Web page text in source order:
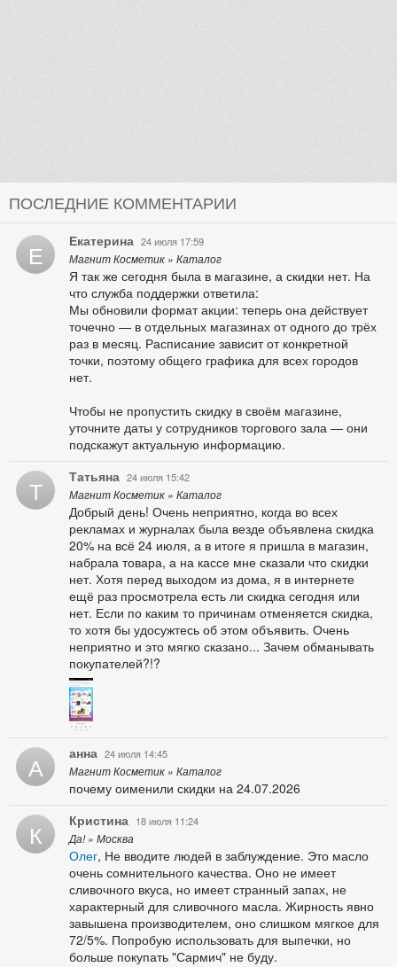
ПОСЛЕДНИЕ КОММЕНТАРИИ
Е Екатерина 24 июля 17:59
Магнит Косметик » Каталог
Я так же сегодня была в магазине, а скидки нет. На
что служба поддержки ответила:
Мы обновили формат акции: теперь она действует
точечно — в отдельных магазинах от одного до трёх
раз в месяц. Расписание зависит от конкретной
точки, поэтому общего графика для всех городов
нет.
Чтобы не пропустить скидку в своём магазине,
уточните даты у сотрудников торгового зала — они
подскажут актуальную информацию.
Т Татьяна 24 июля 15:42
Магнит Косметик » Каталог
Добрый день! Очень неприятно, когда во всех
рекламах и журналах была везде объявлена скидка
20% на всё 24 июля, а в итоге я пришла в магазин,
набрала товара, а на кассе мне сказали что скидки
нет. Хотя перед выходом из дома, я в интернете
ещё раз просмотрела есть ли скидка сегодня или
нет. Если по каким то причинам отменяется скидка,
то хотя бы удосужтесь об этом объявить. Очень
неприятно и это мягко сказано... Зачем обманывать
покупателей?!?
А анна 24 июля 14:45
Магнит Косметик » Каталог
почему оименили скидки на 24.07.2026
К Кристина 18 июля 11:24
Да! » Москва
Олег, Не вводите людей в заблуждение. Это масло
очень сомнительного качества. Оно не имеет
сливочного вкуса, но имеет странный запах, не
характерный для сливочного масла. Жирность явно
завышена производителем, оно слишком мягкое для
72/5%. Попробую использовать для выпечки, но
больше покупать "Сармич" не буду.